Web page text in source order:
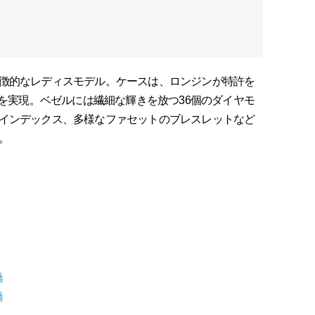
的なレディスモデル。ケースは、ロンジンが特許を
実現。ベゼルには繊細な輝きを放つ36個のダイヤモ
ンデックス、多様なファセットのブレスレットなど